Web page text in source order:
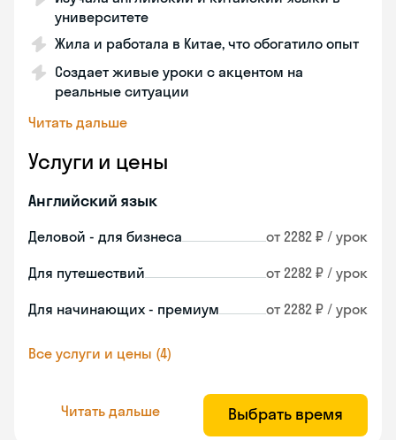
университете
Жила и работала в Китае, что обогатило опыт
Создает живые уроки с акцентом на
реальные ситуации
Читать дальше
Услуги и цены
Английский язык
Деловой - для бизнеса от 2282 ₽ / урок
Для путешествий от 2282 ₽ / урок
Для начинающих - премиум от 2282 ₽ / урок
Все услуги и цены (4)
Читать дальше Выбрать время